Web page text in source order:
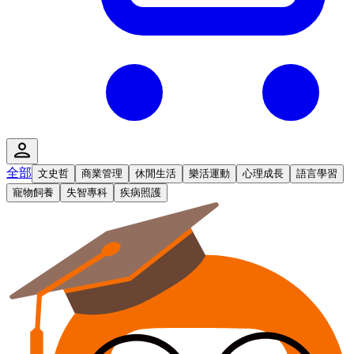
全部 文史哲 商業管理 休閒生活 樂活運動 心理成長
語言學習
寵物飼養
失智專科 疾病照護